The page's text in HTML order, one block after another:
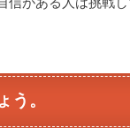
信がある人は挑戦
う。